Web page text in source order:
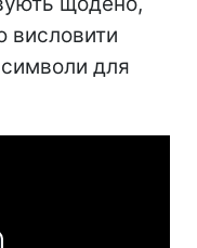
висловити
для